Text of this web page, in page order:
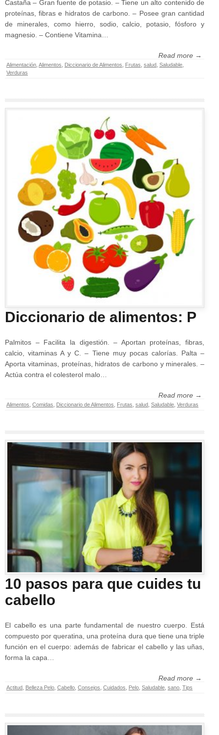
Castaña – Gran fuente de potasio. – Tiene un alto contenido de
proteínas, fibras e hidratos de carbono. – Posee gran cantidad
de minerales, como hierro, sodio, calcio, potasio, fósforo y
magnesio. – Contiene Vitamina…
Read more →
Alimentación Alimentos Diccionario de Alimentos Frutas salud Saludable
Verduras
Diccionario de alimentos: P
Palmitos – Facilita la digestión. – Aportan proteínas, fibras,
calcio, vitaminas A y C. – Tiene muy pocas calorías. Palta –
Aporta vitaminas, proteínas, hidratos de carbono y minerales. –
Actúa contra el colesterol malo…
Read more →
Alimentos Comidas Diccionario de Alimentos Frutas salud Saludable Verduras
10 pasos para que cuides tu
cabello
El cabello es una parte fundamental de nuestro cuerpo. Está
compuesto por queratina, una proteína dura que tiene una triple
función en el cuerpo: además de fabricar el cabello y las uñas,
forma la capa…
Read more →
Actitud, Belleza Pelo, Cabello, Consejos, Cuidados, Pelo, Saludable, sano, Tips